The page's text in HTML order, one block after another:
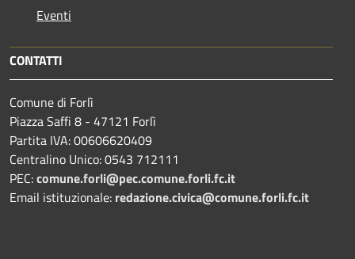
Eventi
CONTATTI
Comune di Forlì
Piazza Saffi 8 - 47121 Forlì
Partita IVA: 00606620409
Centralino Unico: 0543 712111
PEC:comune.forli@pec.comune.forli.fc.it
Email istituzionale: redazione.civica@comune.forli.fc.it